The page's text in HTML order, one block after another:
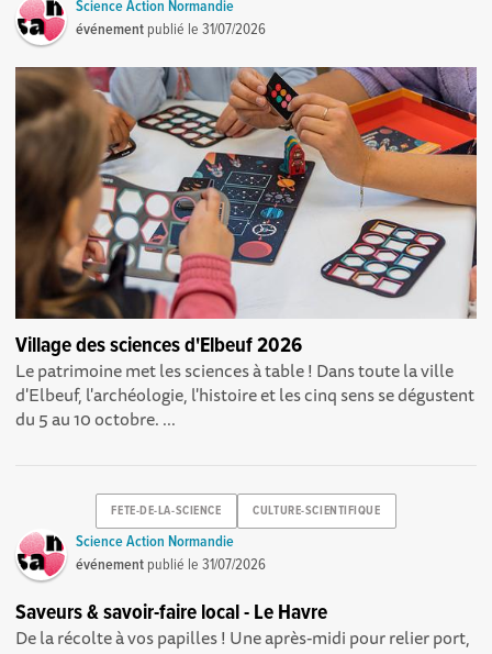
Science Action Normandie
événement publié le31/07/2026
Village des sciences d'Elbeuf 2026
Le patrimoine met les sciences à table ! Dans toute la ville
d'Elbeuf, l'archéologie, l'histoire et les cinq sens se dégustent
du 5 au 10 octobre. ...
FETE-DE-LA-SCIENCE CULTURE-SCIENTIFIQUE
Science Action Normandie
événement publié le31/07/2026
Saveurs & savoir-faire local - Le Havre
De la récolte à vos papilles ! Une après-midi pour relier port,